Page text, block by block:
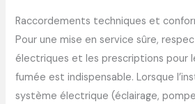
Raccordements techniques et
Pour une mise en service sûre,
électriques et les prescriptions pour
fumée est indispensable. Lorsque
système électrique (éclairage,